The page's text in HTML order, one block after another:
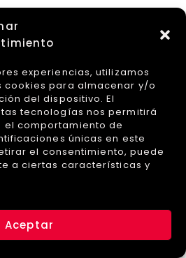
experiencias, utilizamos
para almacenar y/o
del dispositivo. El
tecnologías nos permitirá
comportamiento de
únicas en este
el consentimiento, puede
a ciertas características y
Aceptar
Age
Music
Mejor
de Música
de música
o colaboración.
Is Why